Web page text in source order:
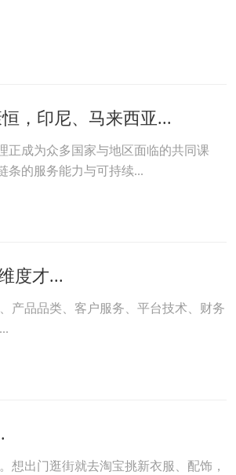
，印尼、马来西亚...
正成为众多国家与地区面临的共同课
条的服务能力与可持续...
度才...
产品品类、客户服务、平台技术、财务
想出门逛街就去淘宝挑新衣服、配饰，